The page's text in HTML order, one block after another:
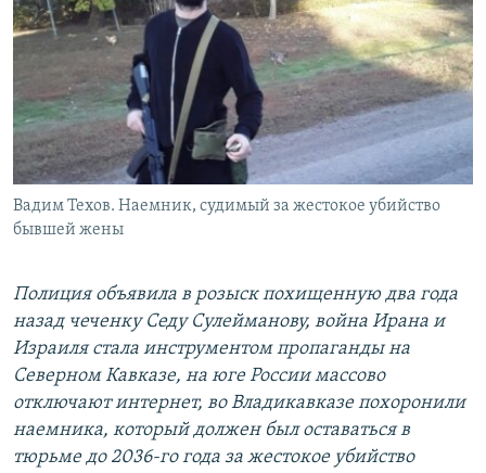
РАСПИСАНИЕ ВЕЩАНИЯ
ПОДПИШИТЕСЬ НА РАССЫЛКУ
СОЦИАЛЬНЫЕ СЕТИ
Вадим Техов. Наемник, судимый за жестокое убийство
бывшей жены
Полиция объявила в розыск похищенную два года
назад чеченку Седу Сулейманову, война Ирана и
Израиля стала инструментом пропаганды на
Северном Кавказе, на юге России массово
отключают интернет, во Владикавказе похоронили
наемника, который должен был оставаться в
тюрьме до 2036-го года за жестокое убийство